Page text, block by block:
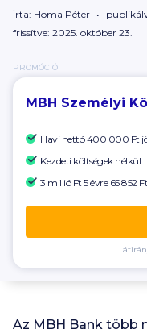
Írta: Homa Péter
frissítve: 2025. október 23.
PROMÓCIÓ
MBH Személyi
Havi nettó400 000 Ft
Kezdeti költségek nélkül
3 millió Ft 5 évre 65 852 Ft
Az MBH Bank több